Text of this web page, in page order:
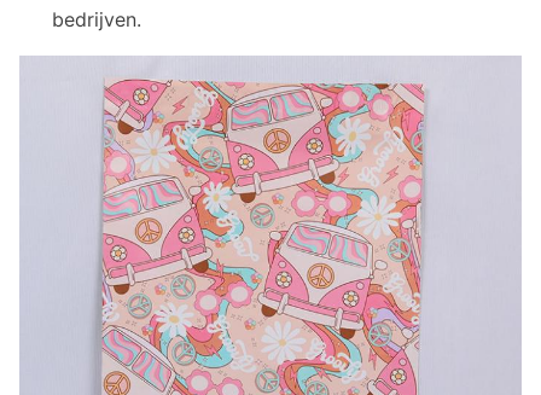
bedrijven.